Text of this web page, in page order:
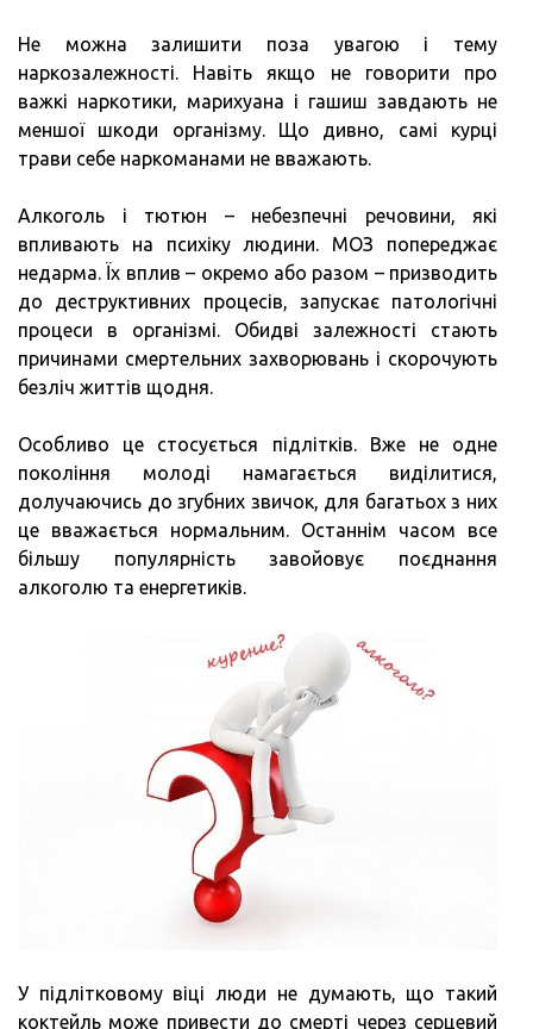
Не можна залишити поза увагою і тему
наркозалежності. Навіть якщо не говорити про
важкі наркотики, марихуана і гашиш завдають не
меншої шкоди організму. Що дивно, самі курці
трави себе наркоманами не вважають.
Алкоголь і тютюн – небезпечні речовини, які
впливають на психіку людини. МОЗ попереджає
недарма. Їх вплив – окремо або разом – призводить
до деструктивних процесів, запускає патологічні
процеси в організмі. Обидві залежності стають
причинами смертельних захворювань і скорочують
безліч життів щодня.
Особливо це стосується підлітків. Вже не одне
покоління молоді намагається виділитися,
долучаючись до згубних звичок, для багатьох з них
це вважається нормальним. Останнім часом все
більшу популярність завойовує поєднання
алкоголю та енергетиків.
У підлітковому віці люди не думають, що такий
коктейль може привести до смерті через серцевий